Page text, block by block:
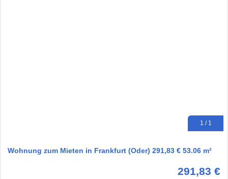
1 / 1
Wohnung zum Mieten in Frankfurt (Oder) 291,83 € 53.06 m²
291,83 €